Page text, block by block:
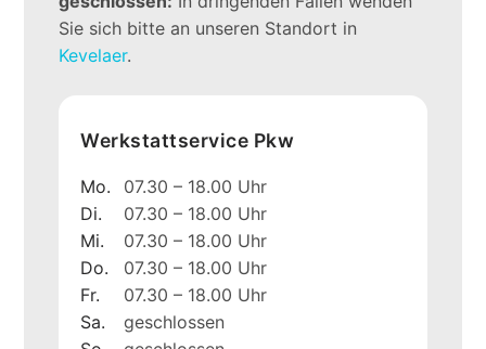
Sie sich bitte an unseren Standort in
Kevelaer.
Werkstattservice Pkw
Mo.
07.30 – 18.00 Uhr
Di.
07.30 – 18.00 Uhr
Mi.
07.30 – 18.00 Uhr
Do.
07.30 – 18.00 Uhr
Fr.
07.30 – 18.00 Uhr
Sa.
geschlossen